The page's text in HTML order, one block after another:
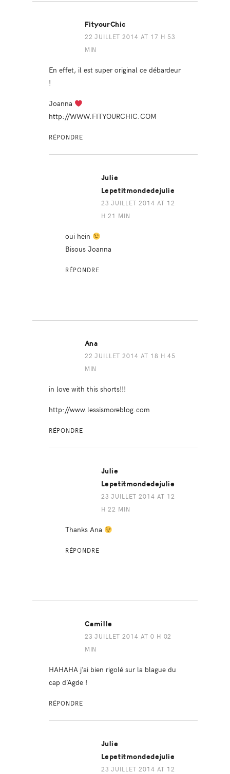
FityourChic
22 JUILLET 2014 AT 17 H 53
MIN
En effet, il est super original ce débardeur
!
Joanna
http://WWW.FITYOURCHIC.COM
RÉPONDRE
Julie
Lepetitmondedejulie
23 JUILLET 2014 AT 12
H 21 MIN
oui hein
Bisous Joanna
RÉPONDRE
Ana
22 JUILLET 2014 AT 18 H 45
MIN
in love with this shorts!!!
http://www.lessismoreblog.com
RÉPONDRE
Julie
Lepetitmondedejulie
23 JUILLET 2014 AT 12
H 22 MIN
Thanks Ana
RÉPONDRE
Camille
23 JUILLET 2014 AT 0 H 02
MIN
HAHAHA j’ai bien rigolé sur la blague du
cap d’Agde !
RÉPONDRE
Julie
Lepetitmondedejulie
23 JUILLET 2014 AT 12